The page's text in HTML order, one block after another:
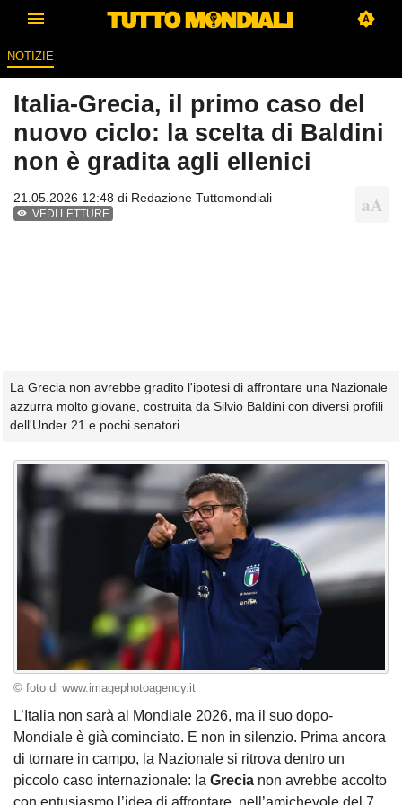
NOTIZIE
Italia-Grecia, il primo caso del
nuovo ciclo: la scelta di Baldini
non è gradita agli ellenici
21.05.2026 12:48 di Redazione Tuttomondiali
VEDI LETTURE
La Grecia non avrebbe gradito l'ipotesi di affrontare una Nazionale
azzurra molto giovane, costruita da Silvio Baldini con diversi profili
dell'Under 21 e pochi senatori.
© foto di www.imagephotoagency.it
L’Italia non sarà al Mondiale 2026, ma il suo dopo-
Mondiale è già cominciato. E non in silenzio. Prima ancora
di tornare in campo, la Nazionale si ritrova dentro un
piccolo caso internazionale: la Grecia non avrebbe accolto